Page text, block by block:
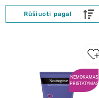
Rūšiuoti pagal
NEMOKAMAS
PRISTATYMAS